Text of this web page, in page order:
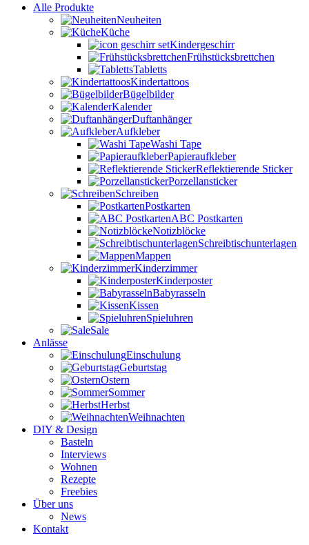
Alle Produkte
Neuheiten
Küche
Kindergeschirr
Frühstücksbrettchen
Tabletts
Kindertattoos
Bügelbilder
Kalender
Duftanhänger
Aufkleber
Washi Tape
Papieraufkleber
Reflektierende Sticker
Porzellansticker
Schreiben
Postkarten
ABC Postkarten
Notizblöcke
Schreibtischunterlagen
Mappen
Kinderzimmer
Kinderposter
Babyrasseln
Kissen
Spieluhren
Sale
Anlässe
Einschulung
Geburtstag
Ostern
Sommer
Herbst
Weihnachten
DIY & Design
Basteln
Interviews
Wohnen
Rezepte
Freebies
Über uns
News
Kontakt